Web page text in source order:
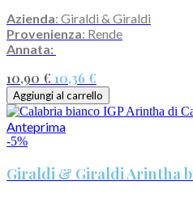
Azienda: Giraldi & Giraldi
Provenienza: Rende
Annata:
10,90 € 10,36 €
Aggiungi al carrello
Anteprima
-5%
Giraldi & Giraldi Arintha